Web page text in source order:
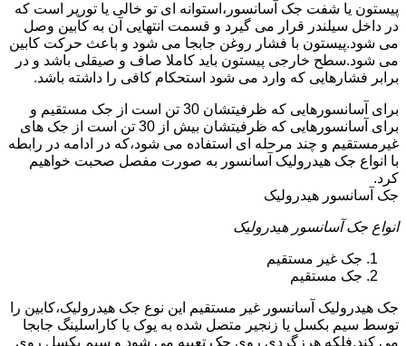
پیستون یا شفت جک آسانسور،استوانه ای تو خالی یا تورپر است که
در داخل سیلندر قرار می گیرد و قسمت انتهایی آن به کابین وصل
می شود.پیستون با فشار روغن جابجا می شود و باعث حرکت کابین
می شود.سطح خارجی پیستون باید کاملا صاف و صیقلی باشد و در
برابر فشارهایی که وارد می شود استحکام کافی را داشته باشد.
برای آسانسورهایی که ظرفیتشان 30 تن است از جک مستقیم و
برای آسانسورهایی که ظرفیتشان بیش از 30 تن است از جک های
غیرمستقیم و چند مرحله ای استفاده می شود،که در ادامه در رابطه
با انواع جک هیدرولیک آسانسور به صورت مفصل صحبت خواهیم
کرد.
جک آسانسور هیدرولیک
انواع جک آسانسور هیدرولیک
جک غیر مستقیم
جک مستقیم
جک هیدرولیک آسانسور غیر مستقیم این نوع جک هیدرولیک،کابین را
توسط سیم بکسل یا زنجیر متصل شده به یوک یا کاراسلینگ جابجا
می کند.فلکه هرزگردی روی جک تعبیه می شود و سیم بکسل روی